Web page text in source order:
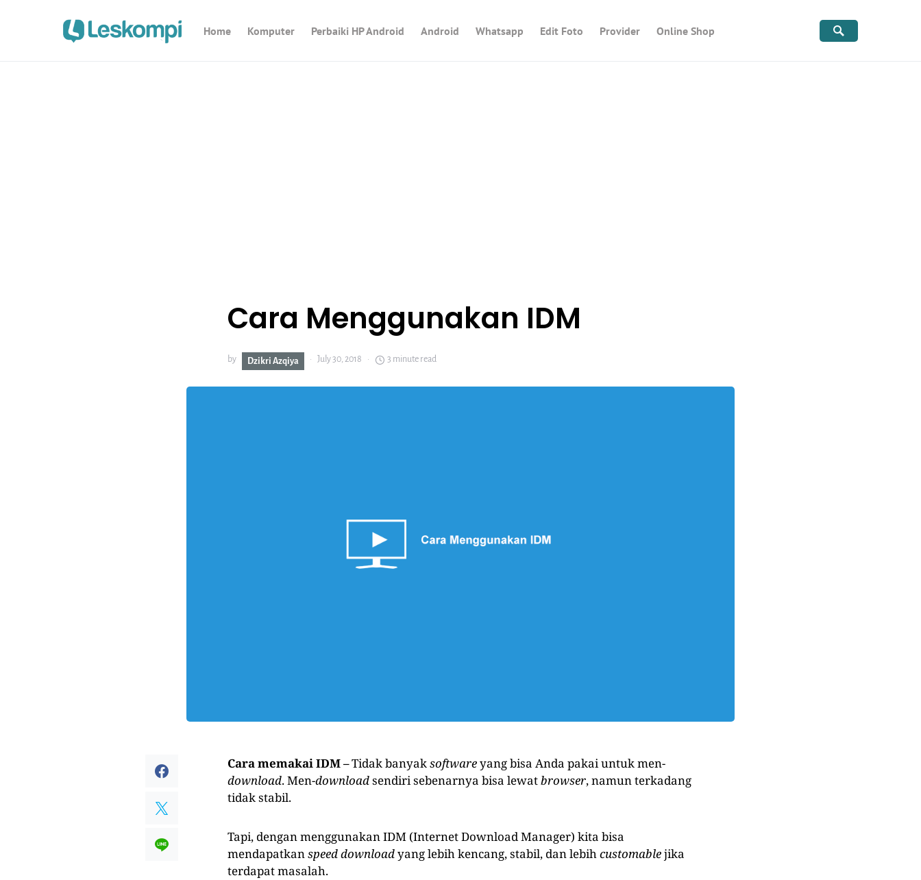
Home Komputer Perbaiki HP Android Android Whatsapp Edit Foto Provider Online Shop
Cara Menggunakan IDM
by Dzikri Azqiya July 30, 2018 3 minute read
Cara memakai IDM –Tidak banyaksoftwareyang bisa Anda pakai untuk men-
download. Men-downloadsendiri sebenarnya bisa lewatbrowser, namun terkadang
tidak stabil.
Tapi, dengan menggunakan IDM (Internet Download Manager) kita bisa
mendapatkanspeeddownloadyang lebih kencang, stabil, dan lebihcustomablejika
terdapat masalah.